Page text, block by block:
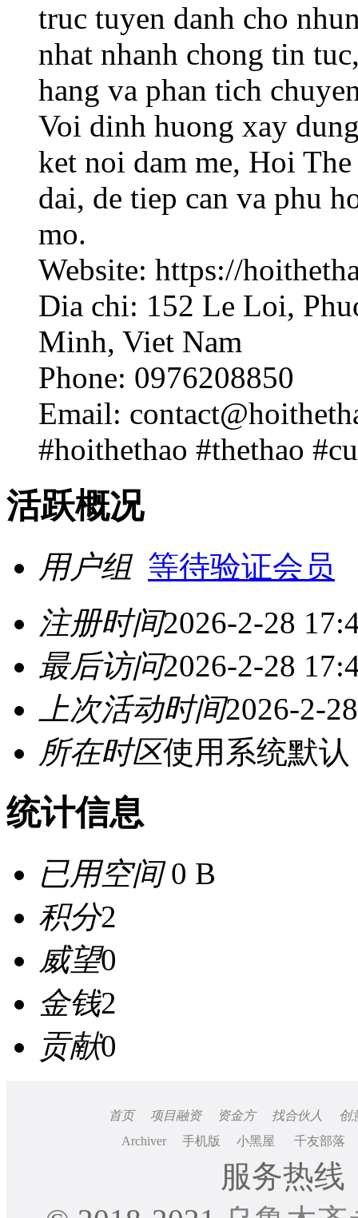
truc tuyen danh cho
nhat nhanh chong tin
hang va phan tich
Voi dinh huong xay
ket noi dam me, Hoi
dai, de tiep can va phu
mo.
Website: https://
Dia chi: 152 Le Loi,
Minh, Viet Nam
Phone: 0976208850
Email:
#hoithethao #thethao
活跃概况
用户组 等待验证会员
注册时间2026-2-28
最后访问2026-2-28
上次活动时间2026-2-
所在时区使用系统默认
统计信息
已用空间0 B
积分2
威望0
金钱2
贡献0
首页 项目融资 资金方 找合伙人
创
Archiver
手机版 小黑屋 千友部落
服务热线